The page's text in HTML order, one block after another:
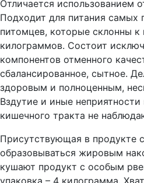
Отличается использованием
Подходит для питания самых
питомцев, которые склонны
килограммов. Состоит
компонентов отменного
сбалансированное, сытное.
здоровым и полноценным,
Вздутие и иные
кишечного тракта не
Присутствующая в продукте
образовываться жировым
кушают продукт с особым
упаковка – 4 килограмма.